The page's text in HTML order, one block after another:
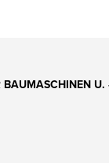
BAUMASCHINEN